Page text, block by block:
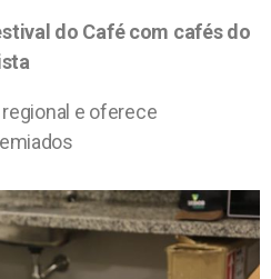
do Café com cafés do
e oferece